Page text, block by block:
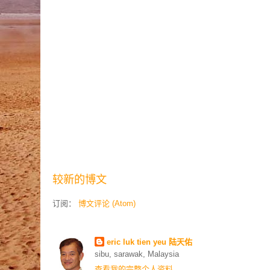
较新的博文
订阅： 博文评论 (Atom)
eric luk tien yeu 陆天佑
sibu, sarawak, Malaysia